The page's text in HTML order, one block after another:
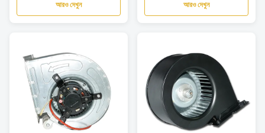
আরও দেখুন আরও দেখুন